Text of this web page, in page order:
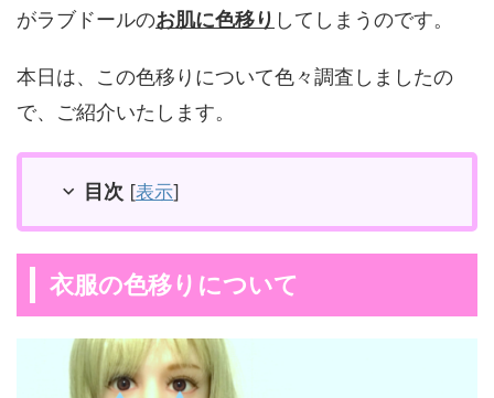
がラブドールのお肌に色移り してしまうのです。
本日は、この色移りについて色々調査しましたの
で、ご紹介いたします。
目次 [表示]
衣服の色移りについて